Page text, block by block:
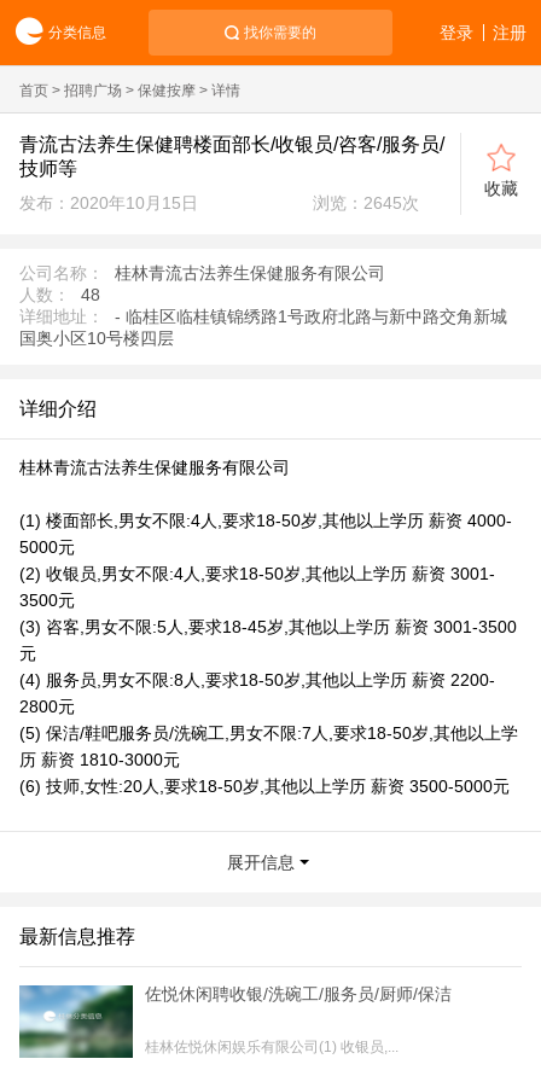
分类信息 找你需要的 注册
登录
首页 > 招聘广场 > 保健按摩 > 详情
青流古法养生保健聘楼面部长/收银员/咨客/服务员/
技师等
发布：2020年10月15日 浏览： 2645次
收藏
公司名称：
桂林青流古法养生保健服务有限公司
人数：
48
详细地址：
- 临桂区临桂镇锦绣路1号政府北路与新中路交角新城
国奥小区10号楼四层
详细介绍
桂林青流古法养生保健服务有限公司
(1) 楼面部长,男女不限:4人,要求18-50岁,其他以上学历 薪资 4000-
5000元
(2) 收银员,男女不限:4人,要求18-50岁,其他以上学历 薪资 3001-
3500元
(3) 咨客,男女不限:5人,要求18-45岁,其他以上学历 薪资 3001-3500
元
(4) 服务员,男女不限:8人,要求18-50岁,其他以上学历 薪资 2200-
2800元
(5) 保洁/鞋吧服务员/洗碗工,男女不限:7人,要求18-50岁,其他以上学
历 薪资 1810-3000元
(6) 技师,女性:20人,要求18-50岁,其他以上学历 薪资 3500-5000元
联系我时，请说是在桂林生活网看到的，谢谢！
展开信息
最新信息推荐
佐悦休闲聘收银/洗碗工/服务员/厨师/保洁
桂林佐悦休闲娱乐有限公司(1) 收银员,...